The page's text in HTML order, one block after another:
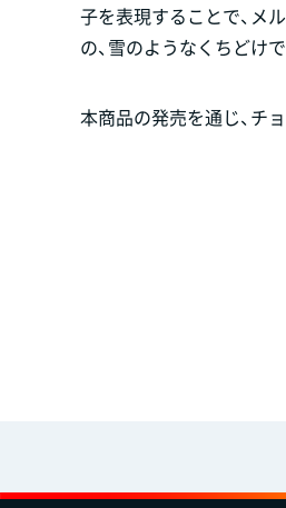
子を表現することで、メ
の、雪のようなくちどけ
本商品の発売を通じ、チ